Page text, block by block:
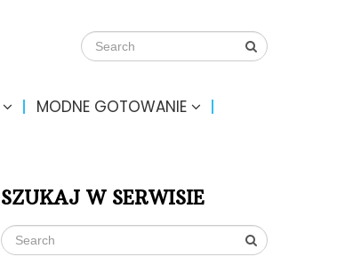
MODNE GOTOWANIE
SZUKAJ W SERWISIE